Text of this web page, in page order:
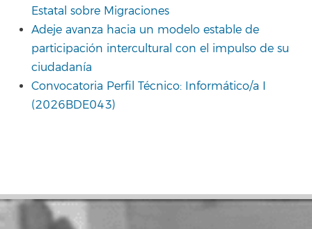
Estatal sobre Migraciones
Adeje avanza hacia un modelo estable de
participación intercultural con el impulso de su
ciudadanía
Convocatoria Perfil Técnico: Informático/a I
(2026BDE043)